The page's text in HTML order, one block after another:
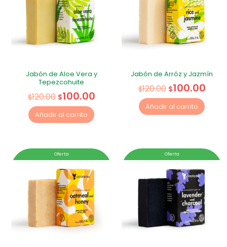
Jabón de Aloe Vera y
Tepezcohuite
$120.00 $100.00
Añadir al carrito
Jabón de Arróz y Jazmín
$120.00 $100.00
Añadir al carrito
Oferta Oferta